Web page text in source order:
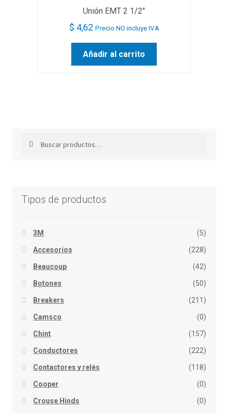
Unión EMT 2 1/2″
$ 4,62 Precio NO incluye IVA
Añadir al carrito
Tipos de productos
3M (5)
Accesorios (228)
Beaucoup (42)
Botones (50)
Breakers (211)
Camsco (0)
Chint (157)
Conductores (222)
Contactores y relés (118)
Cooper (0)
Crouse Hinds (0)